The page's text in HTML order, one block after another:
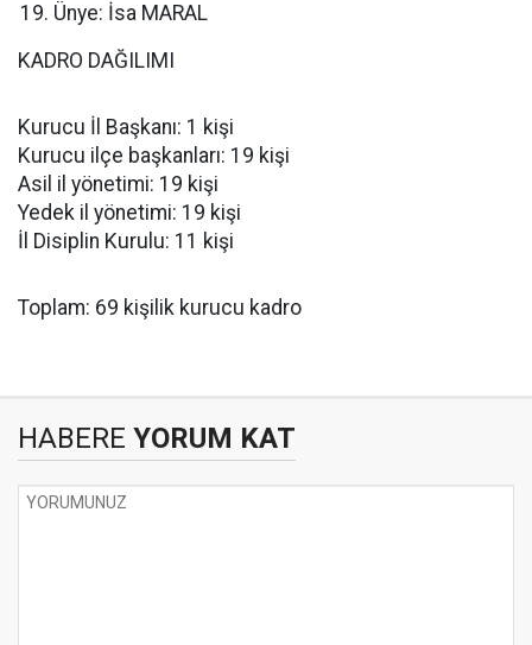
Ünye: İsa MARAL
KADRO DAĞILIMI
Kurucu İl Başkanı: 1 kişi
Kurucu ilçe başkanları: 19 kişi
Asil il yönetimi: 19 kişi
Yedek il yönetimi: 19 kişi
İl Disiplin Kurulu: 11 kişi
Toplam: 69 kişilik kurucu kadro
HABERE YORUM KAT